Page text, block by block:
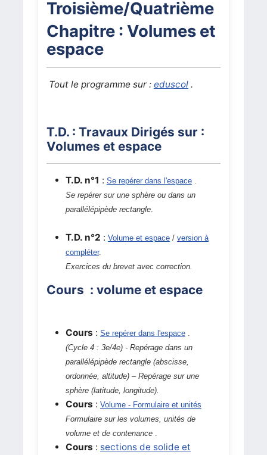
Troisième/Quatrième
Chapitre : Volumes et
espace
Tout le programme sur : eduscol.
T.D. : Travaux Dirigés sur :
Volumes et espace
T.D. n°1 : Se repérer dans l'espace.
Se repérer sur une sphère ou dans un
parallélépipède rectangle.
T.D. n°2 : Volume et espace/ version à
compléter.
Exercices du brevet avec correction.
Cours : volume et espace
Cours : Se repérer dans l'espace.
(Cycle 4 : 3e/4e) - Repérage dans un
parallélépipède rectangle (abscisse,
ordonnée, altitude) – Repérage sur une
sphère (latitude, longitude).
Cours : Volume - Formulaire et unités
Formulaire sur les volumes, unités de
volume et de contenance.
Cours : sections de solide et